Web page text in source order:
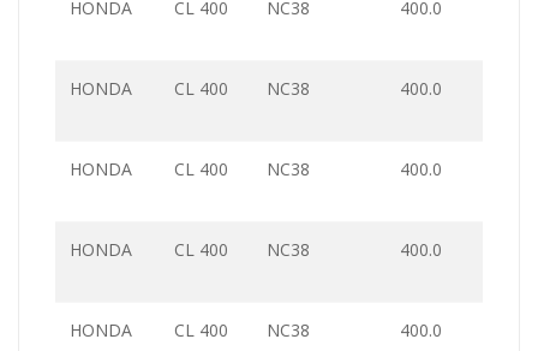
HONDA CL 400 NC38 400.0
HONDA CL 400 NC38 400.0
HONDA CL 400 NC38 400.0
HONDA CL 400 NC38 400.0
HONDA CL 400 NC38 400.0